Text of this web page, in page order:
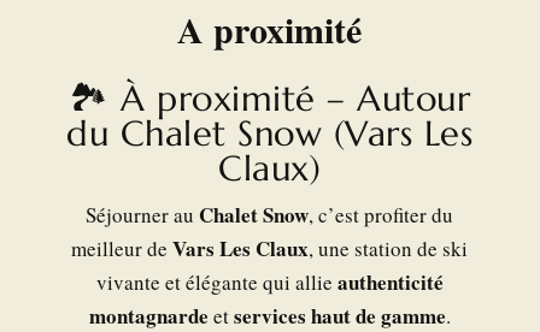
A proximité
🏞️ À proximité – Autour
du Chalet Snow (Vars Les
Claux)
Séjourner au Chalet Snow, c’est profiter du
meilleur deVars Les Claux, une station de ski
vivante et élégante qui allie authenticité
montagnarde etservices haut de gamme.